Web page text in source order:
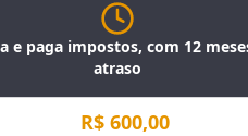
e paga impostos, com 12
atraso
R$ 600,00